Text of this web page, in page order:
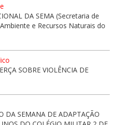
DA SEMA (Secretaria de
e Recursos Naturais do
SOBRE VIOLÊNCIA DE
DA SEMANA DE ADAPTAÇÃO